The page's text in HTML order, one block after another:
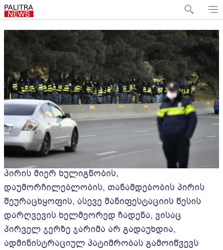
პირის მიერ ხულიგნობის,
დაუმორჩილებლობის, თანამდებობის პირის
შეურაცხყოფის, ასევე მანიფესტაციის წესის
დარღვევის ხელმეორედ ჩადენა, ვისაც
პირველ ჯერზე ჯარიმა არ გადაუხდია,
ადმინისტრაციულ პატიმრობას გამოიწვევს